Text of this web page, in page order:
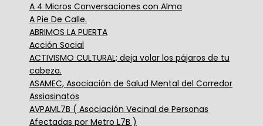
A 4 Micros Conversaciones con Alma
A Pie De Calle.
ABRIMOS LA PUERTA
Acción Social
ACTIVISMO CULTURAL; deja volar los pájaros de tu
cabeza.
ASAMEC, Asociación de Salud Mental del Corredor
Assiasinatos
AVPAML7B ( Asociación Vecinal de Personas
Afectadas por Metro L7B )